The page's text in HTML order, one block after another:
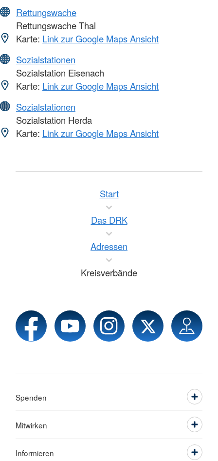
Rettungswache
Rettungswache Thal
Karte: Link zur Google Maps Ansicht
Sozialstationen
Sozialstation Eisenach
Karte: Link zur Google Maps Ansicht
Sozialstationen
Sozialstation Herda
Karte: Link zur Google Maps Ansicht
Start
Das DRK
Adressen
Kreisverbände
Spenden
Mitwirken
Informieren